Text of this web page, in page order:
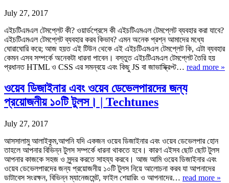
July 27, 2017
এইচটিএমএল টেমপ্লেট কী? ওয়ার্ডপ্রেসে কী এইচটিএমএল টেমপ্লেট ব্যবহার করা যাবে?
এইচটিএমএল টেমপ্লেট ব্যবহার করব কিভাব? এমন অনেক প্রশ্ন আমাদের মধ্যে
ঘোরাঘোরি করে; আজ হয়ত এই টিউন থেকে এই এইচটিএমএল টেমপ্লেট কি, এটা ব্যবহার
কেমন এসব সম্পর্কে অনেকটা ধারনা পাবেন। বস্তুত এইচটিএমএল টেমপ্লেট তৈরি হয়
প্রধানত HTML ও CSS এর সমন্বয়ে এবং কিছু JS বা জাভাস্ক্রিপ্ট… read more »
ওয়েব ডিজাইনার এবং ওয়েব ডেভেলপারদের জন্য
প্রয়োজনীয় ১০টি টুলস। | Techtunes
July 27, 2017
আসসালামু আলাইকুম,আপনি যদি একজন ওয়েব ডিজাইনার এবং ওয়েব ডেভেলপার হোন
তাহলে আপনার বিভিন্ন টুলস সম্পর্কে ধারনা থাকতে হবে। কারণ এইসব ছোট ছোট টুলস
আপনার কাজকে সহজ ও সুন্দর করতে সাহয্য করবে। আজ আমি ওয়েব ডিজাইনার এবং
ওয়েব ডেভেলপারদের জন্য প্রয়োজনীয় ১০টি টুলস নিয়ে আলোচনা করব যা আপনাদের
ডাটাবেস সংরক্ষন, বিভিন্ন ম্যানেজমেন্ট, ফাইল শেয়ারিং ও আপনাদের… read more »